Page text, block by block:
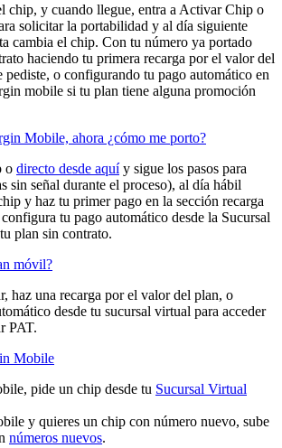
chip, y cuando llegue, entra a Activar Chip o
solicitar la portabilidad y al día siguiente
cambia el chip. Con tu número ya portado
haciendo tu primera recarga por el valor del
pediste, o configurando tu pago automático en
mobile si tu plan tiene alguna promoción
Mobile, ahora ¿cómo me porto?
o directo desde aquíy sigue los pasos para
sin señal durante el proceso), al día hábil
y haz tu primer pago en la sección recarga
tu pago automático desde la Sucursal
plan sin contrato.
móvil?
haz una recarga por el valor del plan, o
desde tu sucursal virtual para acceder
PAT.
Mobile
pide un chip desde tu Sucursal Virtual
y quieres un chip con número nuevo, sube
números nuevos.